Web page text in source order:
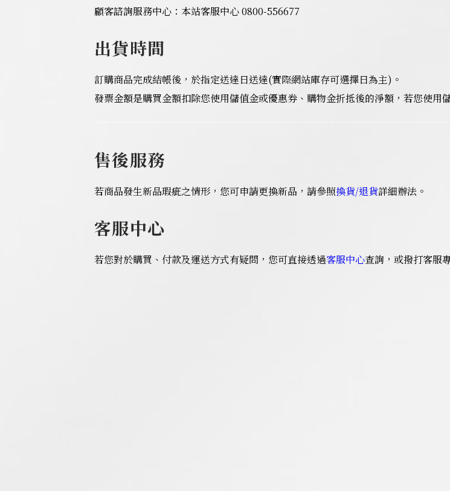
顧客諮詢服務中心：本站客服中心 0800-556677
出貨時間
訂購商品完成結帳後，於指定送達日送達(實際網站庫存可選擇日為主)。
發票金額是購買金額扣除您使用儲值金或優惠券、購物金折抵後的淨額，若您使用
售後服務
若商品發生新品瑕疵之情形，您可申請更換新品，請參照換貨/退貨詳細辦法。
客服中心
若您對於購買、付款及運送方式有疑問，您可直接透過客服中心查詢，或撥打客服